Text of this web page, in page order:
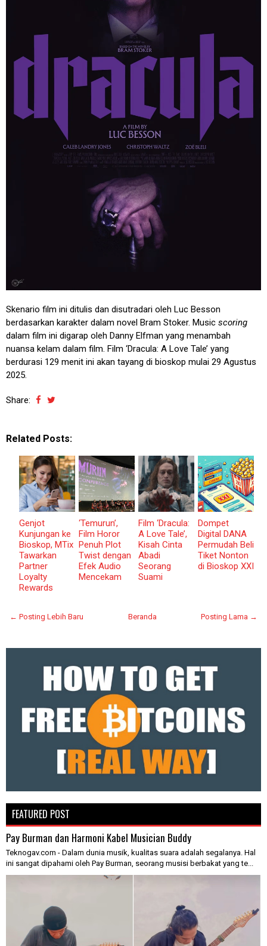
Skenario film ini ditulis dan disutradari oleh Luc Besson
berdasarkan karakter dalam novel Bram Stoker. Music scoring
dalam film ini digarap oleh Danny Elfman yang menambah
nuansa kelam dalam film. Film ‘Dracula: A Love Tale’ yang
berdurasi 129 menit ini akan tayang di bioskop mulai 29 Agustus
2025.
Share:
Related Posts:
Genjot
Kunjungan ke
Bioskop, MTix
Tawarkan
Partner
Loyalty
Rewards
‘Temurun’,
Film Horor
Penuh Plot
Twist dengan
Efek Audio
Mencekam
Film ‘Dracula:
A Love Tale’,
Kisah Cinta
Abadi
Seorang
Suami
Dompet
Digital DANA
Permudah Beli
Tiket Nonton
di Bioskop XXI
← Posting Lebih Baru Posting Lama →
Beranda
FEATURED POST
Pay Burman dan Harmoni Kabel Musician Buddy
Teknogav.com - Dalam dunia musik, kualitas suara adalah segalanya. Hal
ini sangat dipahami oleh Pay Burman, seorang musisi berbakat yang te...